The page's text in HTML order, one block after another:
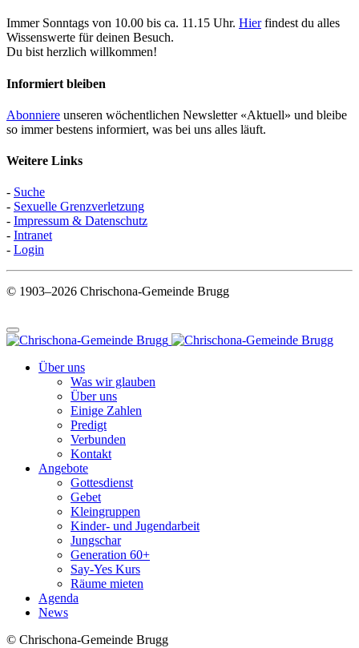
Immer Sonntags von 10.00 bis ca. 11.15 Uhr. Hierfindest du alles
Wissenswerte für deinen Besuch.
Du bist herzlich willkommen!
Informiert bleiben
Abonniere unseren wöchentlichen Newsletter «Aktuell» und bleibe
so immer bestens informiert, was bei uns alles läuft.
Weitere Links
- Suche
- Sexuelle Grenzverletzung
- Impressum & Datenschutz
- Intranet
- Login
© 1903–2026 Chrischona-Gemeinde Brugg
Über uns
Was wir glauben
Über uns
Einige Zahlen
Predigt
Verbunden
Kontakt
Angebote
Gottesdienst
Gebet
Kleingruppen
Kinder- und Jugendarbeit
Jungschar
Generation 60+
Say-Yes Kurs
Räume mieten
Agenda
News
© Chrischona-Gemeinde Brugg